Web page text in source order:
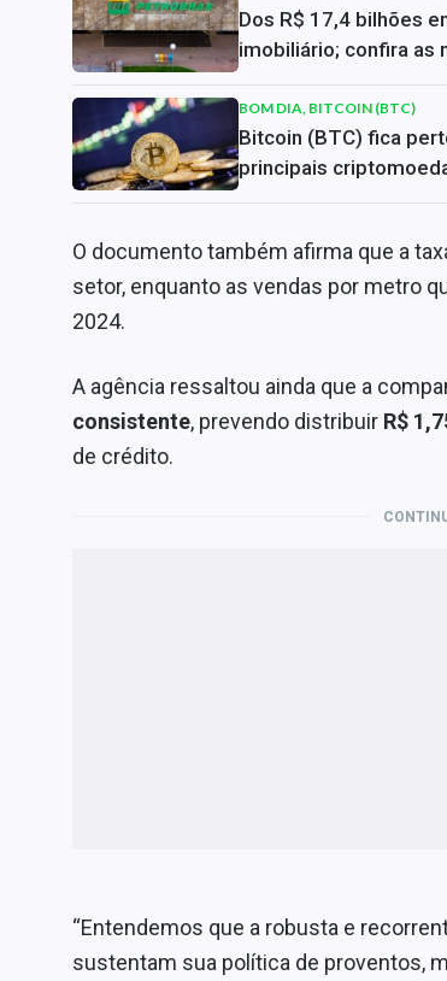
Dos R$ 17,4 bilhões
imobiliário; confira as
BOM DIA, BITCOIN (BTC)
Bitcoin (BTC) fica
principais
O documento também afirma que a
setor, enquanto as vendas por metro
2024.
A agência ressaltou ainda que a
consistente, prevendo distribuir R$
de crédito.
“Entendemos que a robusta e
sustentam sua política de proventos,